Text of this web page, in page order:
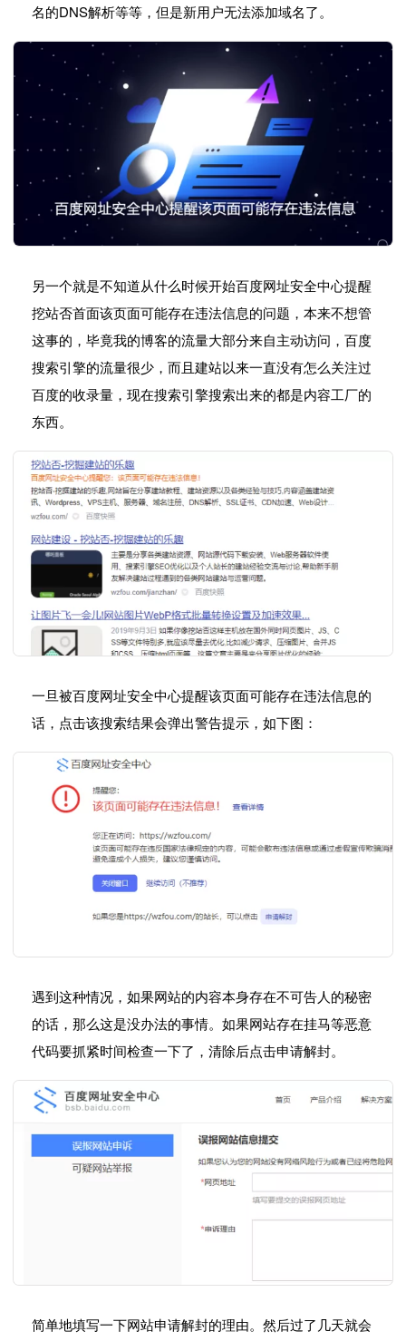
名的DNS解析等等，但是新用户无法添加域名了。
另一个就是不知道从什么时候开始百度网址安全中心提醒
挖站否首面该页面可能存在违法信息的问题，本来不想管
这事的，毕竟我的博客的流量大部分来自主动访问，百度
搜索引擎的流量很少，而且建站以来一直没有怎么关注过
百度的收录量，现在搜索引擎搜索出来的都是内容工厂的
东西。
一旦被百度网址安全中心提醒该页面可能存在违法信息的
话，点击该搜索结果会弹出警告提示，如下图：
遇到这种情况，如果网站的内容本身存在不可告人的秘密
的话，那么这是没办法的事情。如果网站存在挂马等恶意
代码要抓紧时间检查一下了，清除后点击申请解封。
简单地填写一下网站申请解封的理由。然后过了几天就会